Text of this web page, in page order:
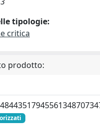
tipologie:
critica
prodotto: